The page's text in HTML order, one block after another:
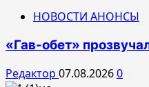
НОВОСТИ АНОНСЫ
«Гав-обет»
Редактор 07.08.20260